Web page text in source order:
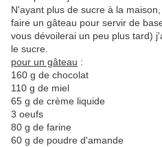
N'ayant plus de sucre à la
faire un gâteau pour servir de
vous dévoilerai un peu plus tard)
le sucre.
pour un gâteau :
160 g de chocolat
110 g de miel
65 g de crème liquide
3 oeufs
80 g de farine
60 g de poudre d'amande